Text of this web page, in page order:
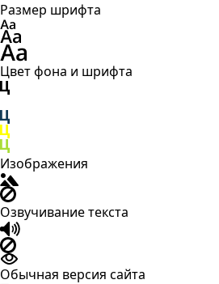
Размер шрифта
Цвет фона и шрифта
Изображения
Озвучивание текста
Обычная версия сайта